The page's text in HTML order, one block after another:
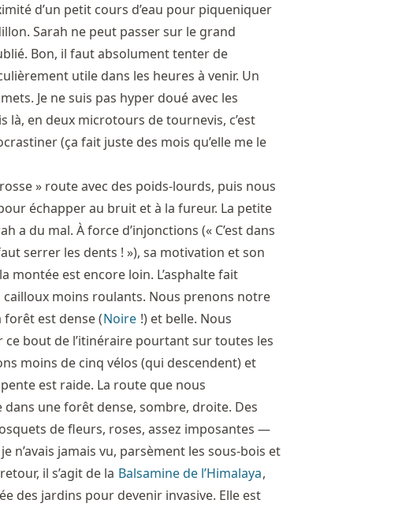
d’un petit cours d’eau pour piqueniquer
Sarah ne peut passer sur le grand
Bon, il faut absolument tenter de
utile dans les heures à venir. Un
Je ne suis pas hyper doué avec les
là, en deux microtours de tournevis, c’est
(ça fait juste des mois qu’elle me le
» route avec des poids-lourds, puis nous
échapper au bruit et à la fureur. La petite
a du mal. À force d’injonctions (« C’est dans
serrer les dents ! »), sa motivation et son
montée est encore loin. L’asphalte fait
moins roulants. Nous prenons notre
forêt est dense (Noire !) et belle. Nous
bout de l’itinéraire pourtant sur toutes les
moins de cinq vélos (qui descendent) et
est raide. La route que nous
une forêt dense, sombre, droite. Des
de fleurs, roses, assez imposantes —
n’avais jamais vu, parsèment les sous-bois et
il s’agit de la Balsamine de l’Himalaya,
des jardins pour devenir invasive. Elle est